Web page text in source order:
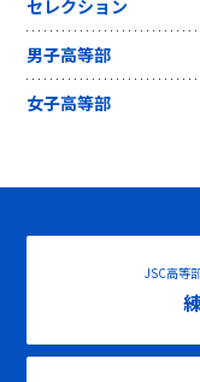
セレクション
男子高等部
女子高等部
JSC高等